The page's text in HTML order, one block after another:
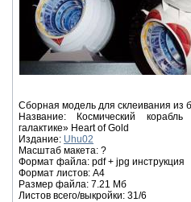
Сборная модель для склеивания из
Название: Космический
галактике» Heart of Gold
Издание: Uhu02
Масштаб макета: ?
Формат файла: pdf + jpg инструкция
Формат листов: A4
Размер файла: 7.21 Мб
Листов всего/выкройки: 31/6